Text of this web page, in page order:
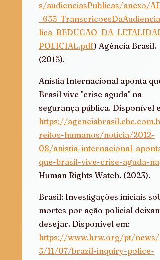
s/audienciasPublicas/anexo/
POLICIAL.pdf) Agência Brasil.
(2015).
Anistia Internacional aponta que
Brasil vive "crise aguda" na
segurança pública. Disponível
https://
reitos-humanos/noticia/2012-
08/anistia-internacional-
que-brasil-vive-crise-aguda-na
Human Rights Watch. (2023).
Brasil: Investigações iniciais
mortes por ação policial
desejar. Disponível em:
https://www.hrw.org/pt/news/
3/11/07/brazil-inquiry-police-